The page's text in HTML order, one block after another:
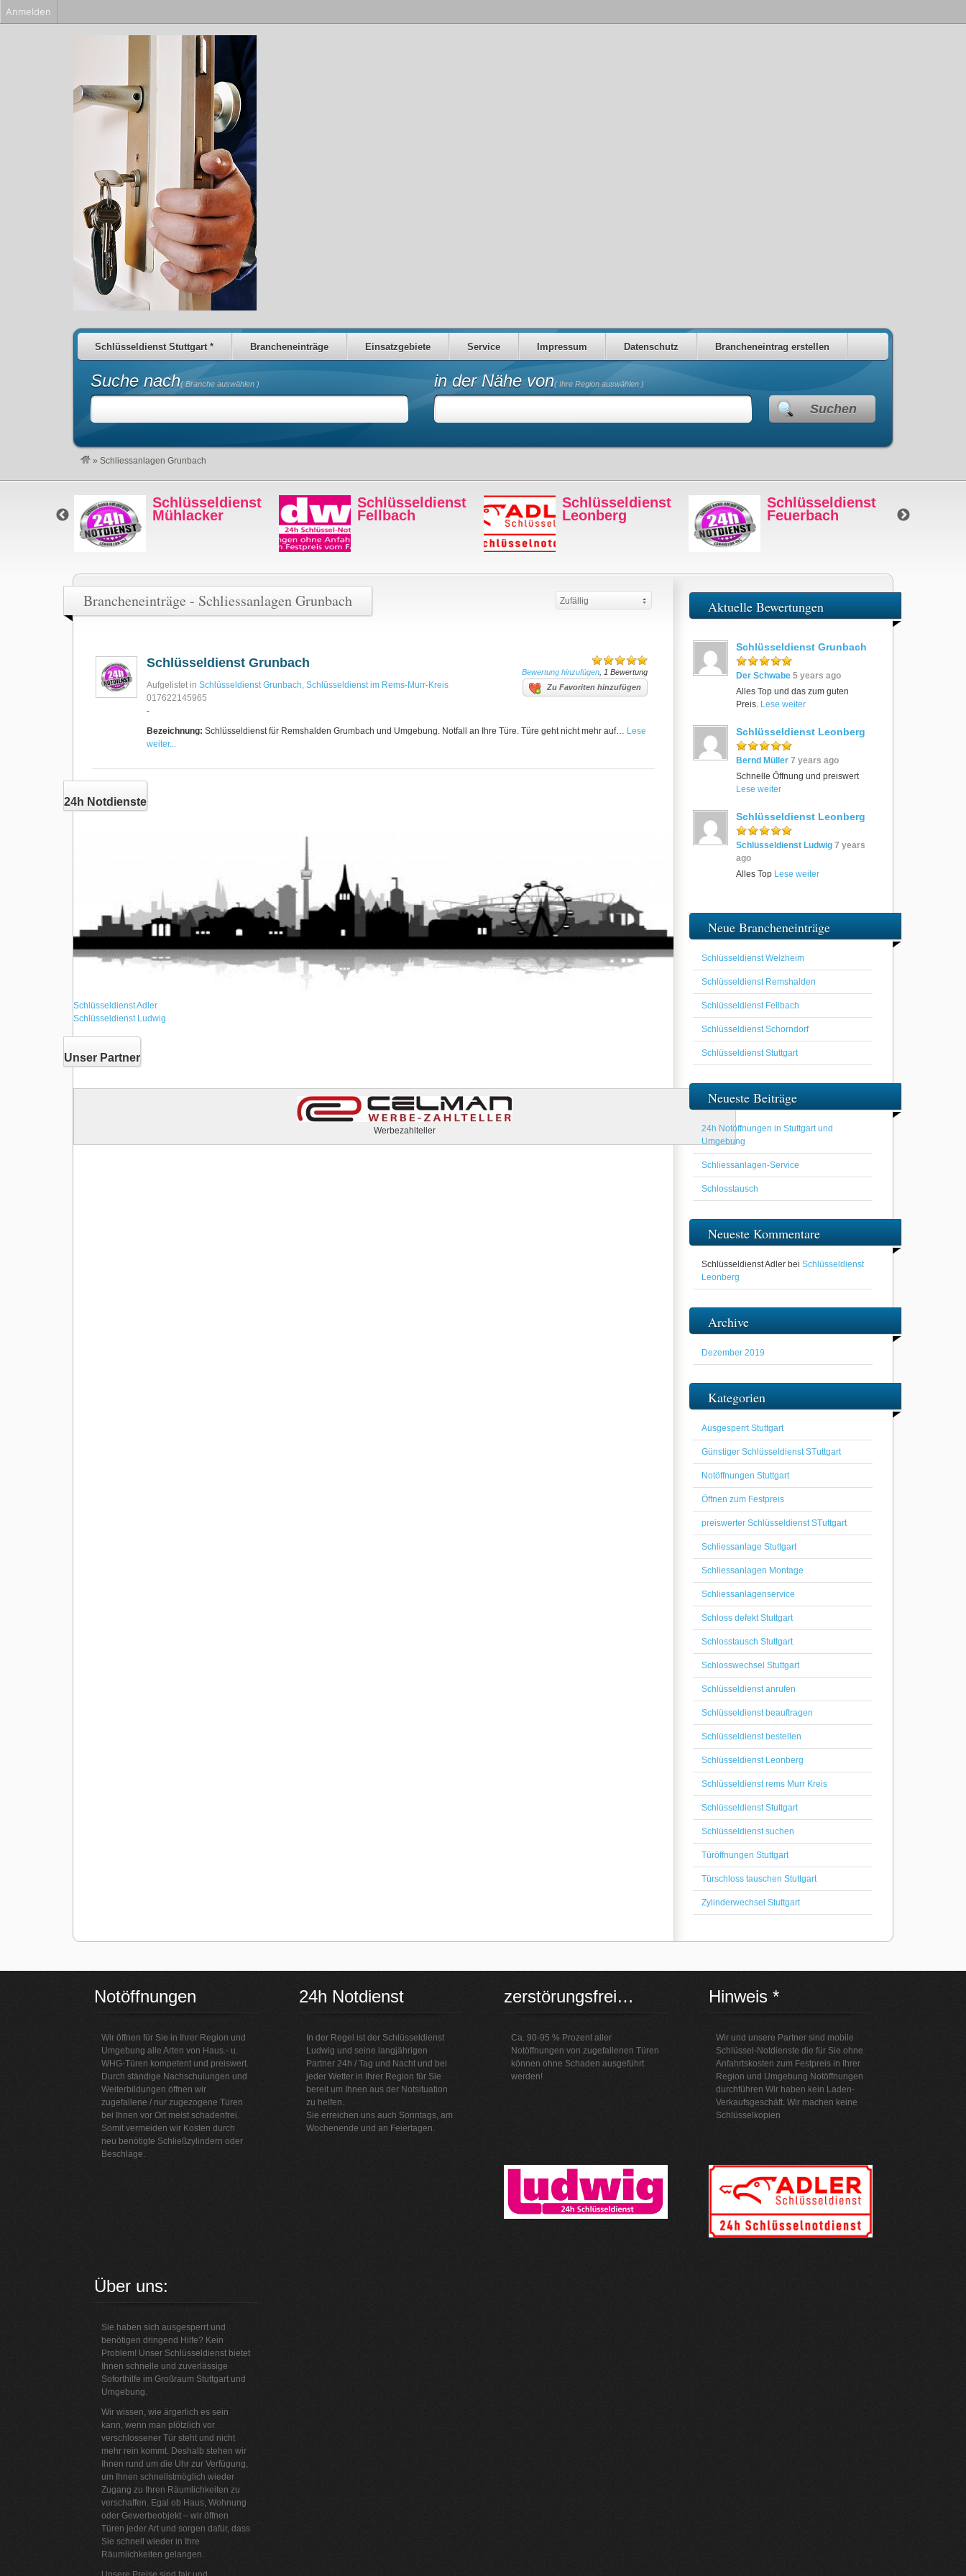
Schlüsseldienst Stuttgart * Brancheneinträge Einsatzgebiete Service Impressum Datenschutz Brancheneintrag erstellen
Suche nach( Branche auswählen ) in der Nähe von( Ihre Region auswählen )
Suchen
» Schliessanlagen Grunbach
Cannstatt
Schlüsseldienst
Mühlacker
Schlüsseldienst
Fellbach
Schlüsseldienst
Leonberg
Schlüsseldienst
Feuerbach
Brancheneinträge - Schliessanlagen Grunbach Zufällig
Bewertung hinzufügen , 1 Bewertung
Schlüsseldienst Grunbach
Aufgelistet in Schlüsseldienst Grunbach, Schlüsseldienst im Rems-Murr-Kreis Zu Favoriten hinzufügen
017622145965
-
Bezeichnung: Schlüsseldienst für Remshalden Grumbach und Umgebung. Notfall an Ihre Türe. Türe geht nicht mehr auf… Lese
weiter...
24h Notdienste
Schlüsseldienst Adler
Schlüsseldienst Ludwig
Unser Partner
Werbezahlteller
Aktuelle Bewertungen
Schlüsseldienst Grunbach
Der Schwabe 5 years ago
Alles Top und das zum guten
Preis. Lese weiter
Schlüsseldienst Leonberg
Bernd Müller 7 years ago
Schnelle Öffnung und preiswert
Lese weiter
Schlüsseldienst Leonberg
Schlüsseldienst Ludwig 7 years
ago
Alles Top Lese weiter
Neue Brancheneinträge
Schlüsseldienst Welzheim
Schlüsseldienst Remshalden
Schlüsseldienst Fellbach
Schlüsseldienst Schorndorf
Schlüsseldienst Stuttgart
Neueste Beiträge
24h Notöffnungen in Stuttgart und
Umgebung
Schliessanlagen-Service
Schlosstausch
Neueste Kommentare
Schlüsseldienst Adler bei Schlüsseldienst
Leonberg
Archive
Dezember 2019
Kategorien
Ausgesperrt Stuttgart
Günstiger Schlüsseldienst STuttgart
Notöffnungen Stuttgart
Öffnen zum Festpreis
preiswerter Schlüsseldienst STuttgart
Schliessanlage Stuttgart
Schliessanlagen Montage
Schliessanlagenservice
Schloss defekt Stuttgart
Schlosstausch Stuttgart
Schlosswechsel Stuttgart
Schlüsseldienst anrufen
Schlüsseldienst beauftragen
Schlüsseldienst bestellen
Schlüsseldienst Leonberg
Schlüsseldienst rems Murr Kreis
Schlüsseldienst Stuttgart
Schlüsseldienst suchen
Türöffnungen Stuttgart
Türschloss tauschen Stuttgart
Zylinderwechsel Stuttgart
Notöffnungen
Wir öffnen für Sie in Ihrer Region und
Umgebung alle Arten von Haus.- u.
WHG-Türen kompetent und preiswert.
Durch ständige Nachschulungen und
Weiterbildungen öffnen wir
zugefallene / nur zugezogene Türen
bei Ihnen vor Ort meist schadenfrei.
Somit vermeiden wir Kosten durch
neu benötigte Schließzylindern oder
Beschläge.
24h Notdienst
In der Regel ist der Schlüsseldienst
Ludwig und seine langjährigen
Partner 24h / Tag und Nacht und bei
jeder Wetter in Ihrer Region für Sie
bereit um Ihnen aus der Notsituation
zu helfen.
Sie erreichen uns auch Sonntags, am
Wochenende und an Feiertagen.
zerstörungsfrei…
Ca. 90-95 % Prozent aller
Notöffnungen von zugefallenen Türen
können ohne Schaden ausgeführt
werden!
Hinweis *
Wir und unsere Partner sind mobile
Schlüssel-Notdienste die für Sie ohne
Anfahrtskosten zum Festpreis in Ihrer
Region und Umgebung Notöffnungen
durchführen Wir haben kein Laden-
Verkaufsgeschäft. Wir machen keine
Schlüsselkopien
Über uns:
Sie haben sich ausgesperrt und
benötigen dringend Hilfe? Kein
Problem! Unser Schlüsseldienst bietet
Ihnen schnelle und zuverlässige
Soforthilfe im Großraum Stuttgart und
Umgebung.
Wir wissen, wie ärgerlich es sein
kann, wenn man plötzlich vor
verschlossener Tür steht und nicht
mehr rein kommt. Deshalb stehen wir
Ihnen rund um die Uhr zur Verfügung,
um Ihnen schnellstmöglich wieder
Zugang zu Ihren Räumlichkeiten zu
verschaffen. Egal ob Haus, Wohnung
oder Gewerbeobjekt – wir öffnen
Türen jeder Art und sorgen dafür, dass
Sie schnell wieder in Ihre
Räumlichkeiten gelangen.
Anmelden